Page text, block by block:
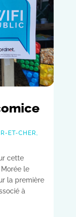
ET-CHER,
cette
le
la première
à